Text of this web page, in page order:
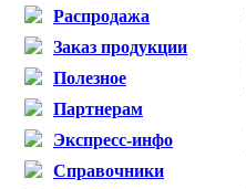
Распродажа
Заказ продукции
Полезное
Партнерам
Экспресс-инфо
Справочники